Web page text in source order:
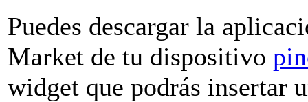
Puedes descargar la
Market de tu dispositivo
widget que podrás insertar